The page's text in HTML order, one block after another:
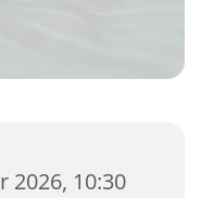
2026, 10:30